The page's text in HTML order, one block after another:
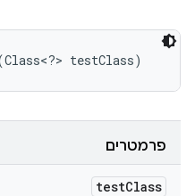
testClass)
פרמטרים
testClass